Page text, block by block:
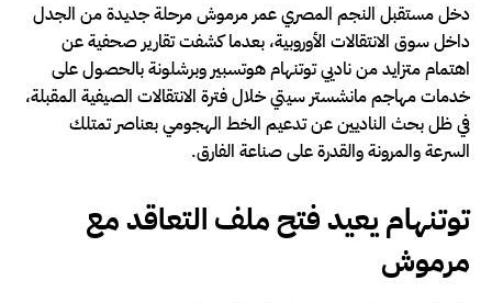
دخل مستقبل النجم المصري عمر مرموش مرحلة جديدة من الجدل
داخل سوق الانتقالات الأوروبية، بعدما كشفت تقارير صحفية عن
اهتمام متزايد من ناديي توتنهام هوتسبير وبرشلونة بالحصول على
خدمات مهاجم مانشستر سيتي خلال فترة الانتقالات الصيفية المقبلة،
في ظل بحث الناديين عن تدعيم الخط الهجومي بعناصر تمتلك
السرعة والمرونة والقدرة على صناعة الفارق.
توتنهام يعيد فتح ملف التعاقد مع
مرموش